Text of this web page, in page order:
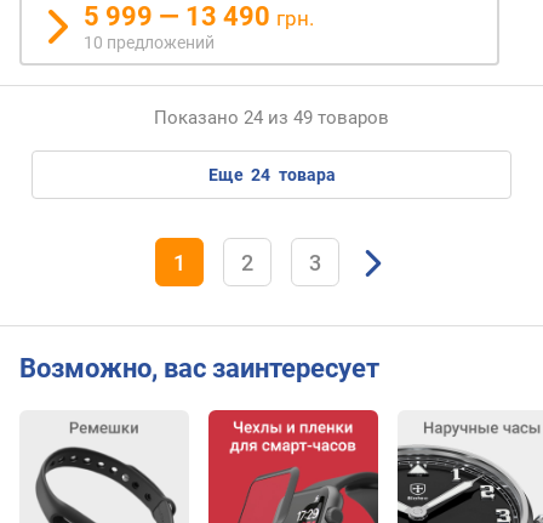
т
а
е
к
о
р
с
5 999 — 13 490 грн.
10 предложений
Показано 24 из 49 товаров
еще 24 товара
1 2 3
Возможно, вас заинтересует